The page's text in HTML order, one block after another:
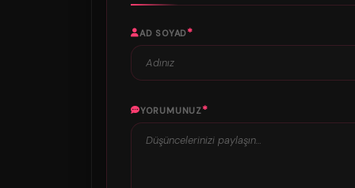
AD SOYAD*
YORUMUNUZ*